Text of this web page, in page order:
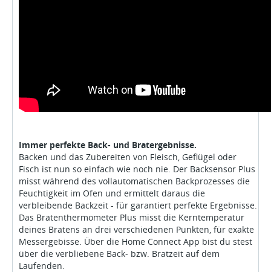
Immer perfekte Back- und Bratergebnisse.
Backen und das Zubereiten von Fleisch, Geflügel oder
Fisch ist nun so einfach wie noch nie. Der Backsensor Plus
misst während des vollautomatischen Backprozesses die
Feuchtigkeit im Ofen und ermittelt daraus die
verbleibende Backzeit - für garantiert perfekte Ergebnisse.
Das Bratenthermometer Plus misst die Kerntemperatur
deines Bratens an drei verschiedenen Punkten, für exakte
Messergebisse. Über die Home Connect App bist du stest
über die verbliebene Back- bzw. Bratzeit auf dem
Laufenden.